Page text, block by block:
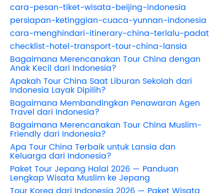
cara-pesan-tiket-wisata-beijing-indonesia
persiapan-ketinggian-cuaca-yunnan-indonesia
cara-menghindari-itinerary-china-terlalu-padat
checklist-hotel-transport-tour-china-lansia
Bagaimana Merencanakan Tour China dengan
Anak Kecil dari Indonesia?
Apakah Tour China Saat Liburan Sekolah dari
Indonesia Layak Dipilih?
Bagaimana Membandingkan Penawaran Agen
Travel dari Indonesia?
Bagaimana Merencanakan Tour China Muslim-
Friendly dari Indonesia?
Apa Tour China Terbaik untuk Lansia dan
Keluarga dari Indonesia?
Paket Tour Jepang Halal 2026 — Panduan
Lengkap Wisata Muslim ke Jepang